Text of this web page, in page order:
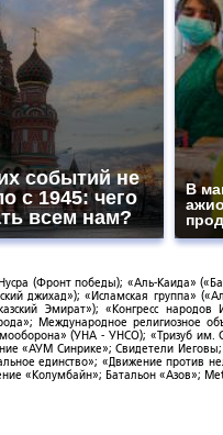
событий не
с 1945: чего
всем нам?
В
(Фронт победы); «Аль-Каида»
джихад»); «Исламская группа»
Эмират»); «Конгресс народов
Международное религиозное
(УНА - УНСО); «Тризуб им.
«АУМ Синрике»; Свидетели
единство»; «Движение против
«Колумбайн»; Батальон «Азов»;